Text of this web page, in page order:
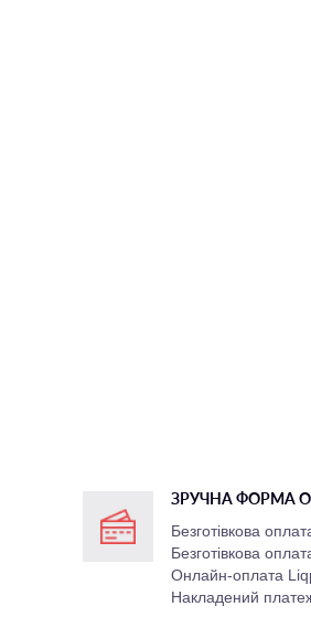
ЗРУЧНА ФОРМА
Безготівкова
Безготівкова
Онлайн-оплата
Накладений